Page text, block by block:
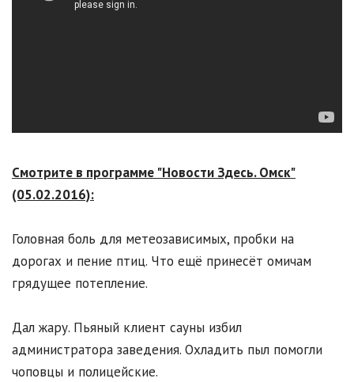
Смотрите в программе "Новости Здесь. Омск"
(05.02.2016):
Головная боль для метеозависимых, пробки на
дорогах и пение птиц. Что ещё принесёт омичам
грядущее потепление.
Дал жару. Пьяный клиент сауны избил
администратора заведения. Охладить пыл помогли
чоповцы и полицейские.